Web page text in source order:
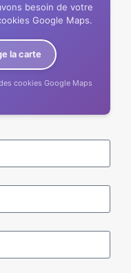
besoin de votre
Google Maps.
la carte
cookies Google Maps